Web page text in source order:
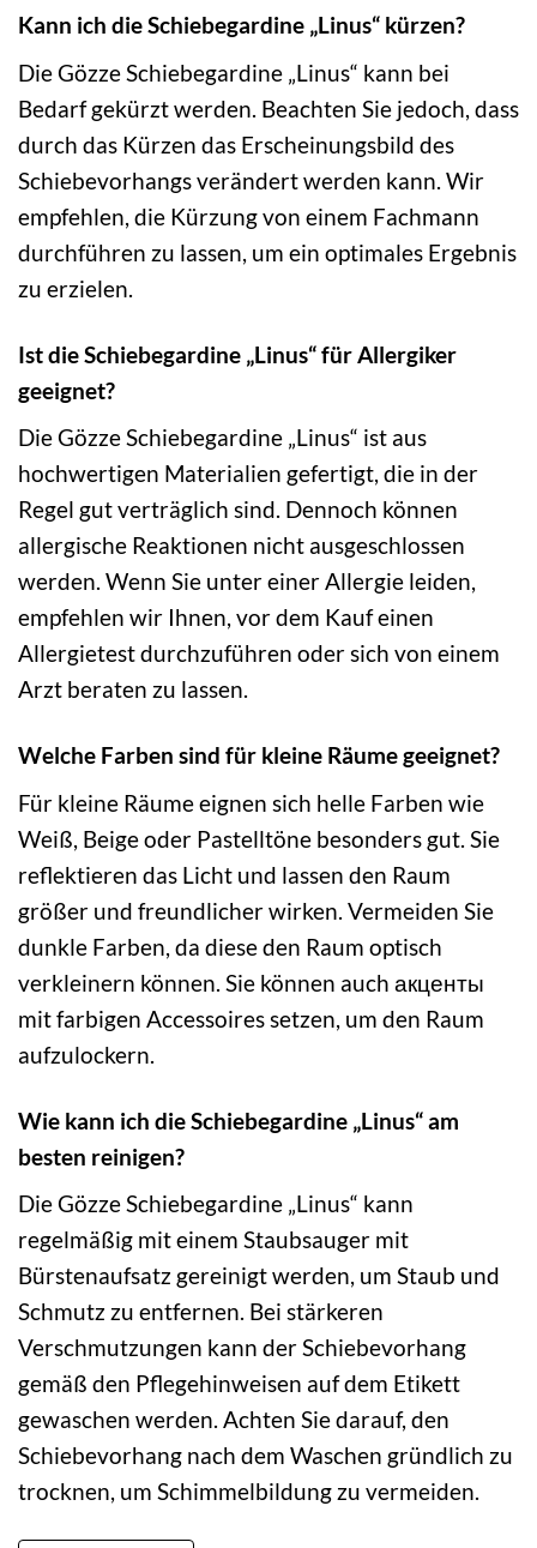
Kann ich die Schiebegardine „Linus“ kürzen?
Die Gözze Schiebegardine „Linus“ kann bei
Bedarf gekürzt werden. Beachten Sie jedoch, dass
durch das Kürzen das Erscheinungsbild des
Schiebevorhangs verändert werden kann. Wir
empfehlen, die Kürzung von einem Fachmann
durchführen zu lassen, um ein optimales Ergebnis
zu erzielen.
Ist die Schiebegardine „Linus“ für Allergiker
geeignet?
Die Gözze Schiebegardine „Linus“ ist aus
hochwertigen Materialien gefertigt, die in der
Regel gut verträglich sind. Dennoch können
allergische Reaktionen nicht ausgeschlossen
werden. Wenn Sie unter einer Allergie leiden,
empfehlen wir Ihnen, vor dem Kauf einen
Allergietest durchzuführen oder sich von einem
Arzt beraten zu lassen.
Welche Farben sind für kleine Räume geeignet?
Für kleine Räume eignen sich helle Farben wie
Weiß, Beige oder Pastelltöne besonders gut. Sie
reflektieren das Licht und lassen den Raum
größer und freundlicher wirken. Vermeiden Sie
dunkle Farben, da diese den Raum optisch
verkleinern können. Sie können auch акценты
mit farbigen Accessoires setzen, um den Raum
aufzulockern.
Wie kann ich die Schiebegardine „Linus“ am
besten reinigen?
Die Gözze Schiebegardine „Linus“ kann
regelmäßig mit einem Staubsauger mit
Bürstenaufsatz gereinigt werden, um Staub und
Schmutz zu entfernen. Bei stärkeren
Verschmutzungen kann der Schiebevorhang
gemäß den Pflegehinweisen auf dem Etikett
gewaschen werden. Achten Sie darauf, den
Schiebevorhang nach dem Waschen gründlich zu
trocknen, um Schimmelbildung zu vermeiden.